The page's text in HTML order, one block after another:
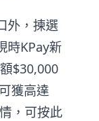
外，揀選
時KPay新
$30,000
獲高達
，可按此